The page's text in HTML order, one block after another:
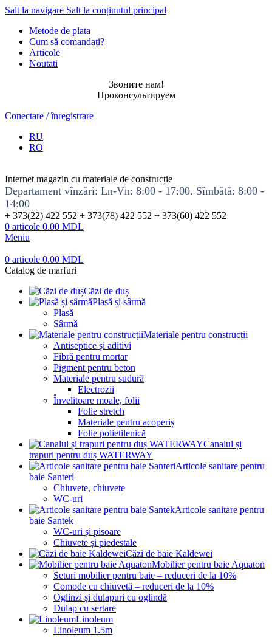
Salt la navigare Salt la conținutul principal
Metode de plata
Cum să comandați?
Articole
Noutati
Звоните нам!
Проконсультируем
Conectare / înregistrare
RU
RO
Internet magazin cu materiale de construcție
Departament vînzări: Ln-Vn: 8:00 - 17:00. Sîmbătă: 8:00 -
14:00
+ 373(22) 422 552 + 373(78) 422 552 + 373(60) 422 552
0 articole 0.00 MDL
Meniu
0 articole 0.00 MDL
Catalog de marfuri
Căzi de duș
Plasă și sârmă
Plasă
Sârmă
Materiale pentru construcții
Antiseptice și aditivi
Fibră pentru mortar
Pigment pentru beton
Materiale pentru sudură
Electrozii
Învelitoare moale, folii
Folie stretch
Materiale pentru acoperiș
Folie polietilenică
Canalul și
trapuri pentru duș WATERWAY
Articole sanitare pentru
baie Santeri
Chiuvete, chiuvete
WC-uri
Articole sanitare pentru
baie Santek
WC-uri și pisoare
Chiuvete și piedestale
Căzi de baie Kaldewei
Mobilier pentru baie Aquaton
Seturi mobilier pentru baie – reduceri de la 10%
Comode cu chiuvetă – reduceri de la 10%
Oglinzi și dulapuri cu oglindă
Dulap cu sertare
Linoleum
Linoleum 1.5m